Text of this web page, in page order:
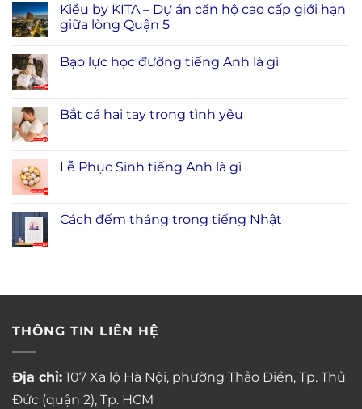
Kiều by KITA – Dự án căn hộ cao cấp giới hạn
giữa lòng Quận 5
Bạo lực học đường tiếng Anh là gì
Bắt cá hai tay trong tình yêu
Lễ Phục Sinh tiếng Anh là gì
Cách đếm tháng trong tiếng Nhật
THÔNG TIN LIÊN HỆ
Địa chỉ: 107 Xa lộ Hà Nội, phường Thảo Điền, Tp. Thủ
Đức (quận 2), Tp. HCM